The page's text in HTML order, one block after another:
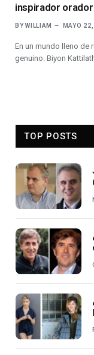
inspirador
BY WILLIAM MAYO
En un mundo lleno de
genuino. Biyon
TOP POSTS